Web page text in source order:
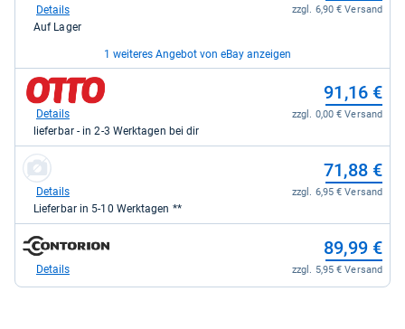
eBay
zzgl. 6,90 € Versand
Details
Auf Lager
1 weiteres Angebot von eBay anzeigen
zum
Shop:
eBay
93,45
kaufen.
93,45 €
zzgl. 11,95 € Versand
Details
Auf Lager
zum
Shop:
OTTO
91,16
kaufen.
91,16 €
zzgl. 0,00 € Versand
Details
lieferbar - in 2-3 Werktagen bei dir
zum
Shop:
endlich-
71,88
71,88 €
zzgl. 6,95 € Versand
Details
Lieferbar in 5-10 Werktagen **
zum
Shop:
89,99 €
zzgl. 5,95 € Versand
Details